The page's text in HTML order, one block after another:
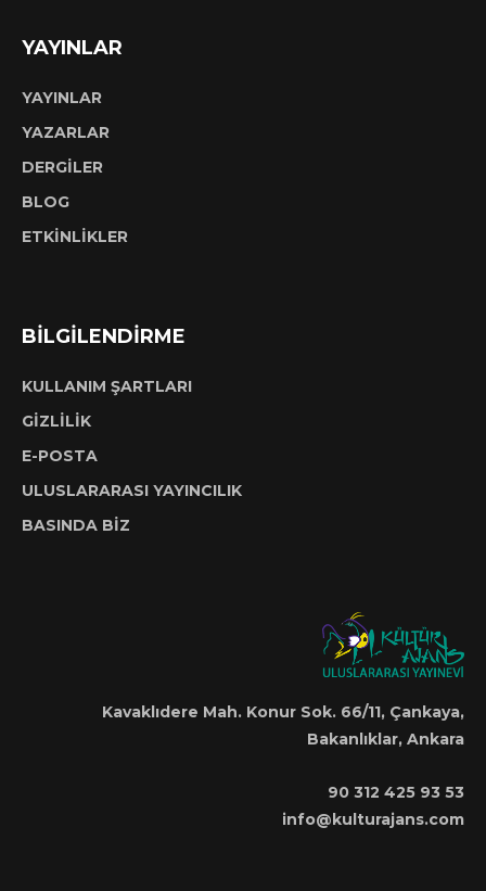
YAYINLAR
YAYINLAR
YAZARLAR
DERGİLER
BLOG
ETKİNLİKLER
BİLGİLENDİRME
KULLANIM ŞARTLARI
GİZLİLİK
E-POSTA
ULUSLARARASI YAYINCILIK
BASINDA BİZ
Kavaklıdere Mah. Konur Sok. 66/11, Çankaya,
Bakanlıklar, Ankara
90 312 425 93 53
info@kulturajans.com